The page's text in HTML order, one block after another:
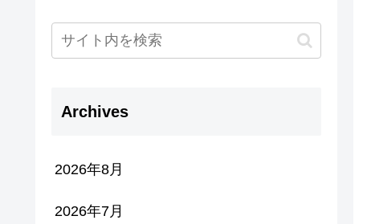
Archives
2026年8月
2026年7月